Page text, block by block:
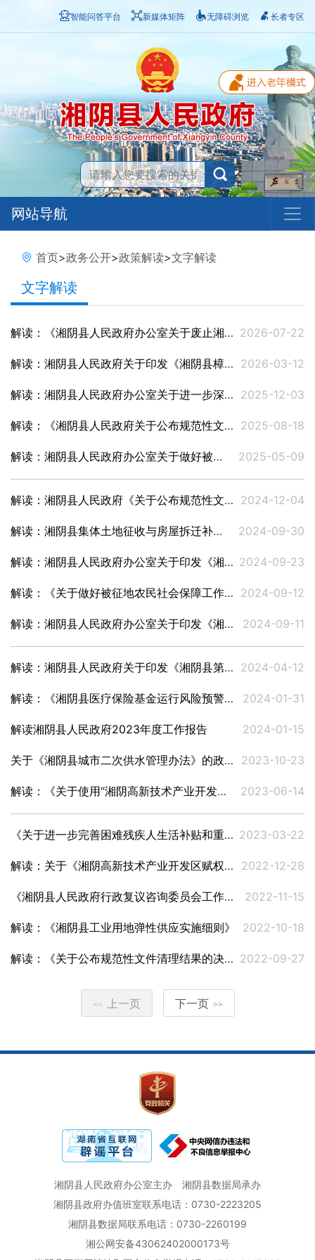
智能问答平台 新媒体矩阵 无障碍浏览 长者专区
网站导航
首页>政务公开>政策解读>文字解读
文字解读
解读：《湘阴县人民政府办公室关于废止湘阴政办〔2023〕17号文件的通知》 2026-07-22
解读：湘阴县人民政府关于印发《湘阴县樟树港辣椒专用标识管理办法》的通知 2026-03-12
解读：湘阴县人民政府办公室关于进一步深化殡葬改革有关事项的通知 2025-12-03
解读：《湘阴县人民政府关于公布规范性文件清理结果的决定》 2025-08-18
解读：湘阴县人民政府办公室关于做好被征地农民社会保障工作的通知 2025-05-09
解读：湘阴县人民政府《关于公布规范性文件清理结果的决定》 2024-12-04
解读：湘阴县集体土地征收与房屋拆迁补偿安置办法 2024-09-30
解读：湘阴县人民政府办公室关于印发《湘阴县强化乡友招商推进湘商回归三年行动方案（2024—2026年）》的通知 2024-09-23
解读：《关于做好被征地农民社会保障工作的通知》（起草说明及征求意见稿） 2024-09-12
解读：湘阴县人民政府办公室关于印发《湘阴县政府投资工程建设项目标后监督管理办法》的通知 2024-09-11
解读：湘阴县人民政府关于印发《湘阴县第四次全国文物普查实施方案》的通知 2024-04-12
解读：《湘阴县医疗保险基金运行风险预警处置方案》 2024-01-31
解读湘阴县人民政府2023年度工作报告 2024-01-15
关于《湘阴县城市二次供水管理办法》的政策解读 2023-10-23
解读：《关于使用“湘阴高新技术产业开发区管理委员会行政审批服务专用章”的通知》 2023-06-14
《关于进一步完善困难残疾人生活补贴和重度残疾人护理补贴制度的实施意见》解读 2023-03-22
解读：关于《湘阴高新技术产业开发区赋权工作实施方案》 2022-12-28
《湘阴县人民政府行政复议咨询委员会工作规则》解读 2022-11-15
解读：《湘阴县工业用地弹性供应实施细则》 2022-10-18
解读：《关于公布规范性文件清理结果的决定》 2022-09-27
<< 上一页 下一页 >>
湘阴县人民政府办公室主办
湘阴县数据局承办
湘阴县政府办值班室联系电话：0730-2223205
湘阴县数据局联系电话：0730-2260199
湘公网安备43062402000173号